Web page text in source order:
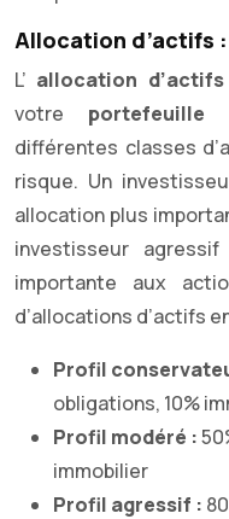
Allocation d’actifs
L’ allocation d’actifs
votre portefeuille
différentes classes
risque. Un
allocation plus
investisseur
importante aux
d’allocations d’actifs
Profil
obligations, 10%
Profil modéré :
immobilier
Profil agressif :